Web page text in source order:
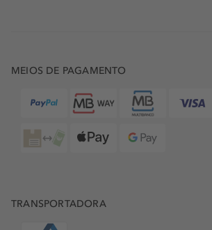
MEIOS DE PAGAMENTO
TRANSPORTADORA